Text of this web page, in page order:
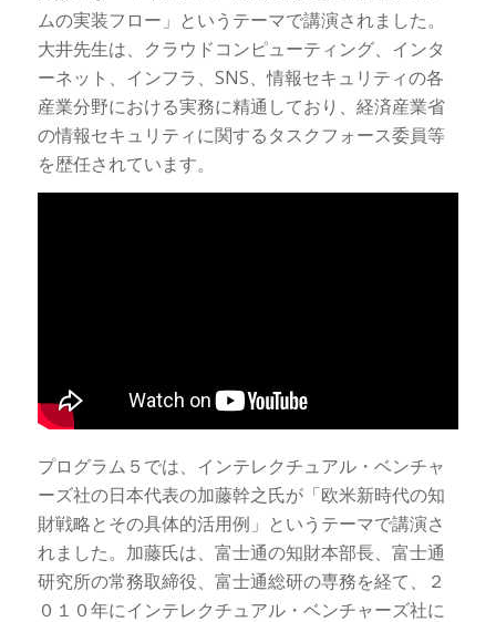
ムの実装フロー」というテーマで講演されました。
大井先生は、クラウドコンピューティング、インタ
ーネット、インフラ、SNS、情報セキュリティの各
産業分野における実務に精通しており、経済産業省
の情報セキュリティに関するタスクフォース委員等
を歴任されています。
プログラム５では、インテレクチュアル・ベンチャ
ーズ社の日本代表の加藤幹之氏が「欧米新時代の知
財戦略とその具体的活用例」というテーマで講演さ
れました。加藤氏は、富士通の知財本部長、富士通
研究所の常務取締役、富士通総研の専務を経て、２
０１０年にインテレクチュアル・ベンチャーズ社に